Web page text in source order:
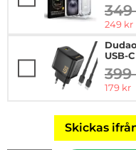
rea pris
249 kr
USB-
rea pris
179 kr
Skickas